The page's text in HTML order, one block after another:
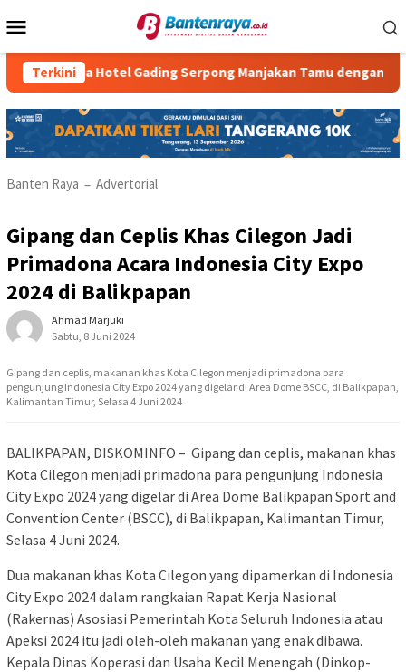
ke
Mobile
Terkini
Atria Hotel Gading Serpong Manjakan Tamu dengan Robot
Banten Raya – Advertorial
Gipang dan Ceplis Khas Cilegon Jadi
Primadona Acara Indonesia City Expo
2024 di Balikpapan
Ahmad Marjuki
Sabtu, 8 Juni 2024
Gipang dan ceplis, makanan khas Kota Cilegon menjadi primadona para
pengunjung Indonesia City Expo 2024 yang digelar di Area Dome BSCC, di Balikpapan,
Kalimantan Timur, Selasa 4 Juni 2024
BALIKPAPAN, DISKOMINFO – Gipang dan ceplis, makanan khas
Kota Cilegon menjadi primadona para pengunjung Indonesia
City Expo 2024 yang digelar di Area Dome Balikpapan Sport and
Convention Center (BSCC), di Balikpapan, Kalimantan Timur,
Selasa 4 Juni 2024.
Dua makanan khas Kota Cilegon yang dipamerkan di Indonesia
City Expo 2024 dalam rangkaian Rapat Kerja Nasional
(Rakernas) Asosiasi Pemerintah Kota Seluruh Indonesia atau
Apeksi 2024 itu jadi oleh-oleh makanan yang enak dibawa.
Kepala Dinas Koperasi dan Usaha Kecil Menengah (Dinkop-